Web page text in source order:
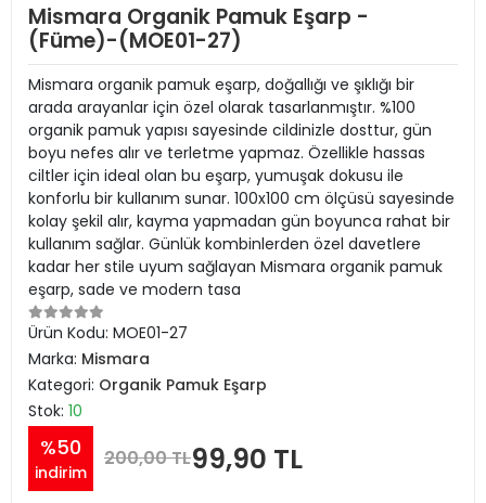
Mismara Organik Pamuk Eşarp -
(Füme)-(MOE01-27)
Mismara organik pamuk eşarp, doğallığı ve şıklığı bir
arada arayanlar için özel olarak tasarlanmıştır. %100
organik pamuk yapısı sayesinde cildinizle dosttur, gün
boyu nefes alır ve terletme yapmaz. Özellikle hassas
ciltler için ideal olan bu eşarp, yumuşak dokusu ile
konforlu bir kullanım sunar. 100x100 cm ölçüsü sayesinde
kolay şekil alır, kayma yapmadan gün boyunca rahat bir
kullanım sağlar. Günlük kombinlerden özel davetlere
kadar her stile uyum sağlayan Mismara organik pamuk
eşarp, sade ve modern tasa
Ürün Kodu: MOE01-27
Marka: Mismara
Kategori: Organik Pamuk Eşarp
Stok: 10
%50
indirim
200,00 TL99,90 TL